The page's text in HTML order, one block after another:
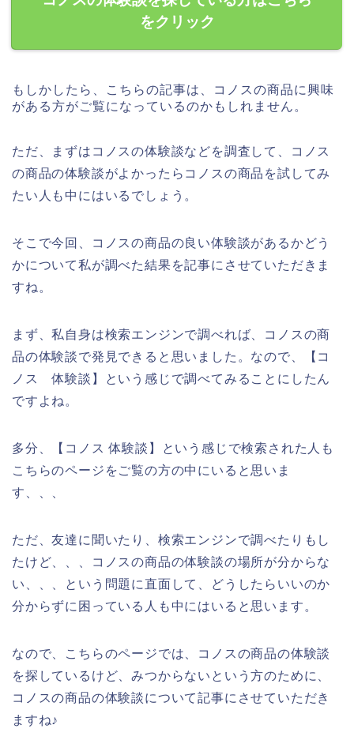
をクリック
もしかしたら、こちらの記事は、コノスの商品に興味
がある方がご覧になっているのかもしれません。
ただ、まずはコノスの体験談などを調査して、コノス
の商品の体験談がよかったらコノスの商品を試してみ
たい人も中にはいるでしょう。
そこで今回、コノスの商品の良い体験談があるかどう
かについて私が調べた結果を記事にさせていただきま
すね。
まず、私自身は検索エンジンで調べれば、コノスの商
品の体験談で発見できると思いました。なので、【コ
ノス 体験談】という感じで調べてみることにしたん
ですよね。
多分、【コノス 体験談】という感じで検索された人も
こちらのページをご覧の方の中にいると思いま
す、、、
ただ、友達に聞いたり、検索エンジンで調べたりもし
たけど、、、コノスの商品の体験談の場所が分からな
い、、、という問題に直面して、どうしたらいいのか
分からずに困っている人も中にはいると思います。
なので、こちらのページでは、コノスの商品の体験談
を探しているけど、みつからないという方のために、
コノスの商品の体験談について記事にさせていただき
ますね♪